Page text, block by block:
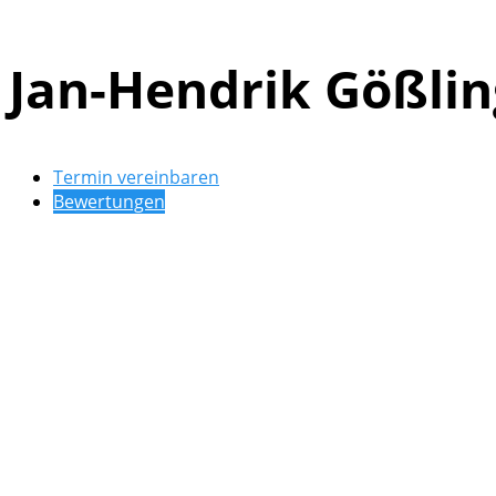
Jan-Hendrik
Termin vereinbaren
Bewertungen